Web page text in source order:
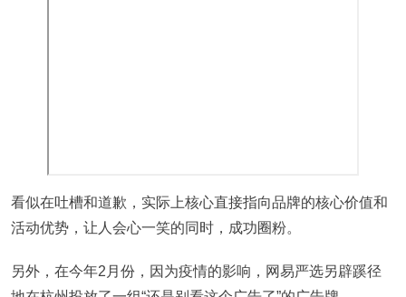
看似在吐槽和道歉，实际上核心直接指向品牌的核心价值和
活动优势，让人会心一笑的同时，成功圈粉。
另外，在今年2月份，因为疫情的影响，网易严选另辟蹊径